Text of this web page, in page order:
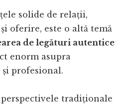
solide de relații,
oferire, este o altă temă
de legături autentice
enorm asupra
profesional.
perspectivele tradiționale